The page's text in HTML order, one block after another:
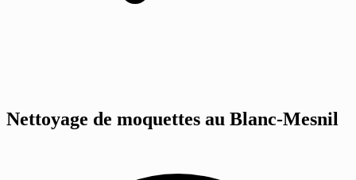
Nettoyage de moquettes au Blanc-Mesnil